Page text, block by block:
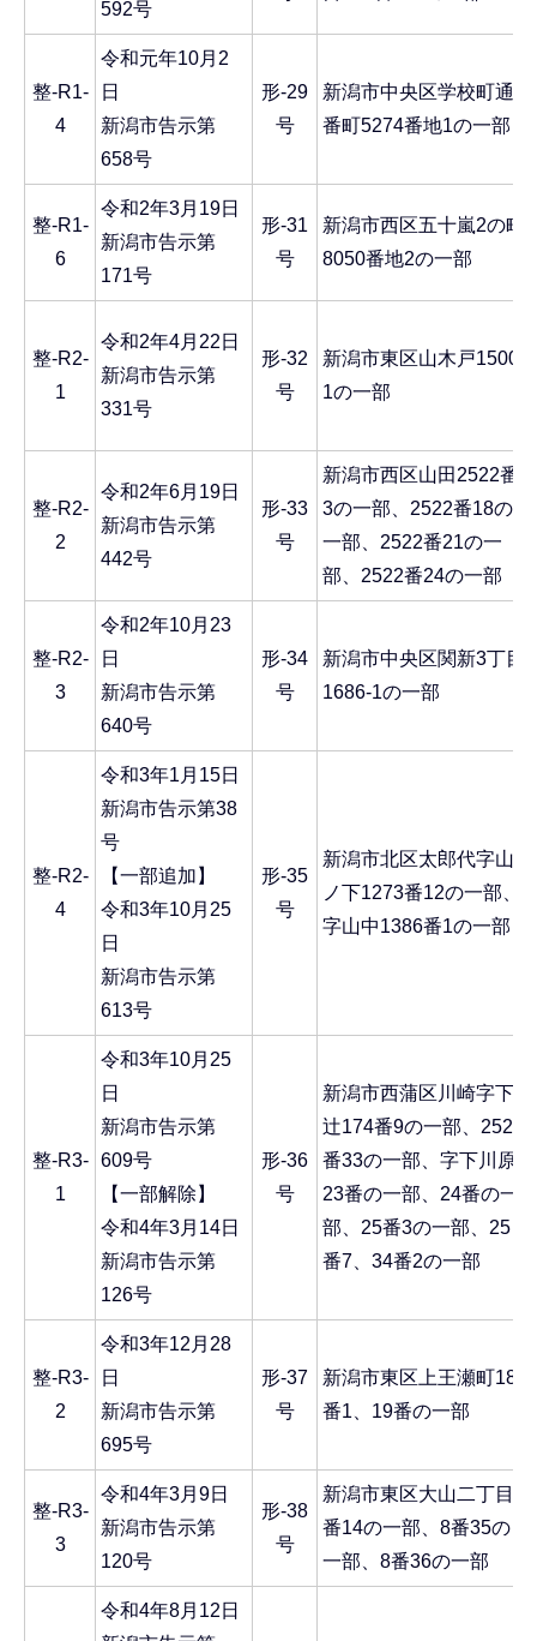
592号
整-R1-
4
令和元年10月2
日
新潟市告示第
658号
形-29
号
新潟市中央区学校町通2
番町5274番地1の一部
整-R1-
6
令和2年3月19日
新潟市告示第
171号
形-31
号
新潟市西区五十嵐2の町
8050番地2の一部
整-R2-
1
令和2年4月22日
新潟市告示第
331号
形-32
号
新潟市東区山木戸1500-
1の一部
整-R2-
2
令和2年6月19日
新潟市告示第
442号
形-33
号
新潟市西区山田2522番
3の一部、2522番18の
一部、2522番21の一
部、2522番24の一部
整-R2-
3
令和2年10月23
日
新潟市告示第
640号
形-34
号
新潟市中央区関新3丁目
1686-1の一部
整-R2-
4
令和3年1月15日
新潟市告示第38
号
【一部追加】
令和3年10月25
日
新潟市告示第
613号
形-35
号
新潟市北区太郎代字山
ノ下1273番12の一部、
字山中1386番1の一部
整-R3-
1
令和3年10月25
日
新潟市告示第
609号
【一部解除】
令和4年3月14日
新潟市告示第
126号
形-36
号
新潟市西蒲区川崎字下
辻174番9の一部、252
番33の一部、字下川原
23番の一部、24番の一
部、25番3の一部、25
番7、34番2の一部
整-R3-
2
令和3年12月28
日
新潟市告示第
695号
形-37
号
新潟市東区上王瀬町18
番1、19番の一部
整-R3-
3
令和4年3月9日
新潟市告示第
120号
形-38
号
新潟市東区大山二丁目8
番14の一部、8番35の
一部、8番36の一部
令和4年8月12日